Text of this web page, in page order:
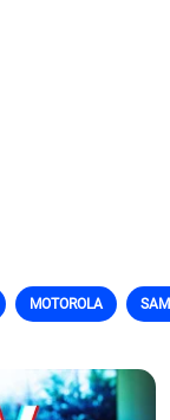
MOTOROLA